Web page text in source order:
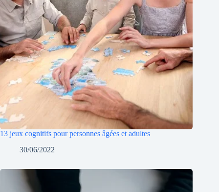
13 jeux cognitifs pour personnes âgées et adultes
30/06/2022